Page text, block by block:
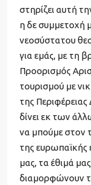
στηρίζει αυτή
η δε συμμετοχή
νεοσύστατου
για εμάς, με τη
Προορισμός
τουρισμού με
της
δίνει εκ των
να μπούμε στον
της ευρωπαϊκής
μας, τα έθιμά
διαμορφώνουν